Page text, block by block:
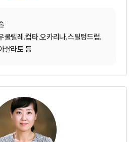
쿨렐레.컵타.오카리나.스틸텅드럼.
살라토 등